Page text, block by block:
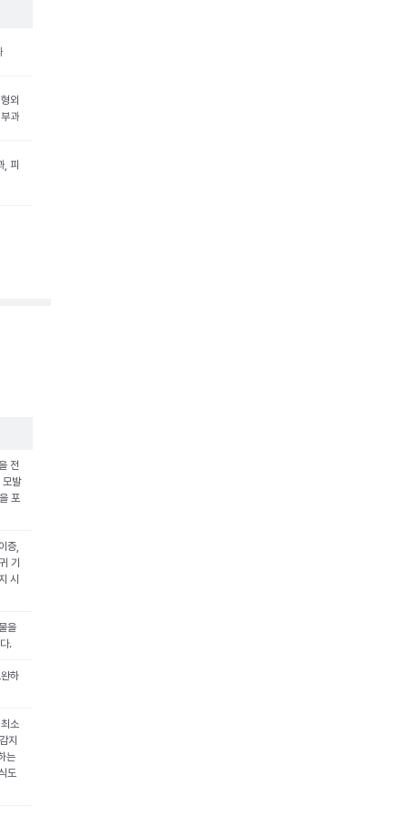
외
과
, 피
전
모발
포
증,
기
시
을
.
하
소
지
는
도